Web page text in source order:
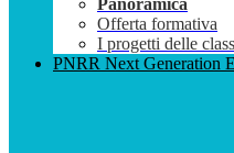
Panoramica
Offerta formativa
I progetti delle
PNRR Next Generation